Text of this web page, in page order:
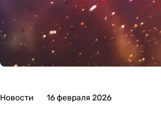
Новости 16 февраля 2026